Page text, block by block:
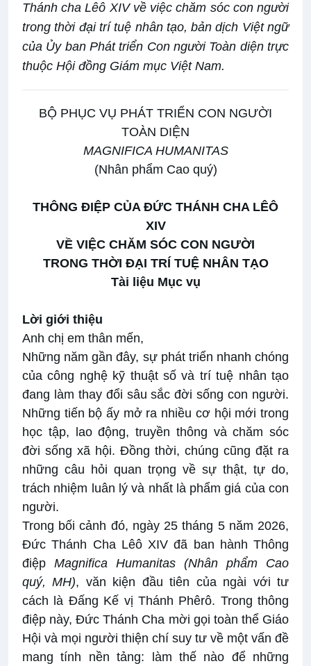
Thánh cha Lêô XIV về việc chăm sóc con người
trong thời đại trí tuệ nhân tạo, bản dịch Việt ngữ
của Ủy ban Phát triển Con người Toàn diện trực
thuộc Hội đồng Giám mục Việt Nam.
BỘ PHỤC VỤ PHÁT TRIỂN CON NGƯỜI
TOÀN DIỆN
MAGNIFICA HUMANITAS
(Nhân phẩm Cao quý)
THÔNG ĐIỆP CỦA ĐỨC THÁNH CHA LÊÔ
XIV
VỀ VIỆC CHĂM SÓC CON NGƯỜI
TRONG THỜI ĐẠI TRÍ TUỆ NHÂN TẠO
Tài liệu Mục vụ
Lời giới thiệu
Anh chị em thân mến,
Những năm gần đây, sự phát triển nhanh chóng
của công nghệ kỹ thuật số và trí tuệ nhân tạo
đang làm thay đổi sâu sắc đời sống con người.
Những tiến bộ ấy mở ra nhiều cơ hội mới trong
học tập, lao động, truyền thông và chăm sóc
đời sống xã hội. Đồng thời, chúng cũng đặt ra
những câu hỏi quan trọng về sự thật, tự do,
trách nhiệm luân lý và nhất là phẩm giá của con
người.
Trong bối cảnh đó, ngày 25 tháng 5 năm 2026,
Đức Thánh Cha Lêô XIV đã ban hành Thông
điệp Magnifica Humanitas (Nhân phẩm Cao
quý, MH), văn kiện đầu tiên của ngài với tư
cách là Đấng Kế vị Thánh Phêrô. Trong thông
điệp này, Đức Thánh Cha mời gọi toàn thể Giáo
Hội và mọi người thiện chí suy tư về một vấn đề
mang tính nền tảng: làm thế nào để những